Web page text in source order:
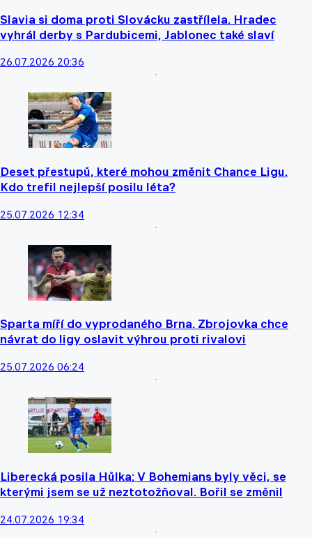
Slavia si doma proti Slovácku zastřílela. Hradec
vyhrál derby s Pardubicemi, Jablonec také slaví
26.07.2026 20:36
Deset přestupů, které mohou změnit Chance Ligu.
Kdo trefil nejlepší posilu léta?
25.07.2026 12:34
Sparta míří do vyprodaného Brna. Zbrojovka chce
návrat do ligy oslavit výhrou proti rivalovi
25.07.2026 06:24
Liberecká posila Hůlka: V Bohemians byly věci, se
kterými jsem se už neztotožňoval. Bořil se změnil
24.07.2026 19:34